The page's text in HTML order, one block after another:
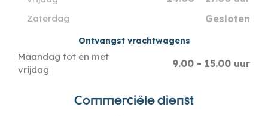
Zaterdag Gesloten
Ontvangst vrachtwagens
Maandag tot en met
vrijdag
9.00 - 15.00 uur
Commerciële dienst